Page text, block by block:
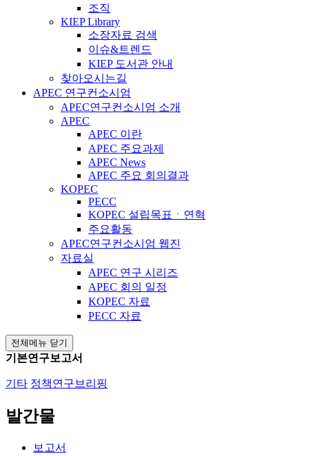
조직
KIEP Library
소장자료 검색
이슈&트렌드
KIEP 도서관 안내
찾아오시는길
APEC 연구컨소시엄
APEC연구컨소시엄 소개
APEC
APEC 이란
APEC 주요과제
APEC News
APEC 주요 회의결과
KOPEC
PECC
KOPEC 설립목표ㆍ연혁
주요활동
APEC연구컨소시엄 웹진
자료실
APEC 연구 시리즈
APEC 회의 일정
KOPEC 자료
PECC 자료
전체메뉴 닫기
기본연구보고서
기타 정책연구브리핑
발간물
보고서